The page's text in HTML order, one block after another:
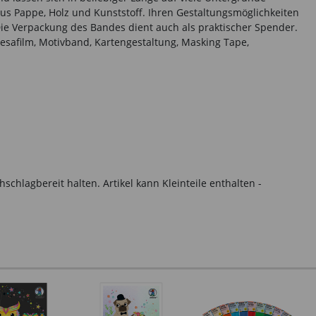
Pappe, Holz und Kunststoff. Ihren Gestaltungsmöglichkeiten
Verpackung des Bandes dient auch als praktischer Spender.
Motivband, Kartengestaltung, Masking Tape,
halten. Artikel kann Kleinteile enthalten -